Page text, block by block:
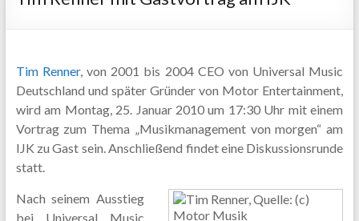
Tim Renner, von 2001 bis 2004 CEO von Universal Music
Deutschland und später Gründer von Motor Entertainment,
wird am Montag, 25. Januar 2010 um 17:30 Uhr mit einem
Vortrag zum Thema „Musikmanagement von morgen“ am
IJK zu Gast sein. Anschließend findet eine Diskussionsrunde
statt.
Nach seinem Ausstieg
bei Universal Music